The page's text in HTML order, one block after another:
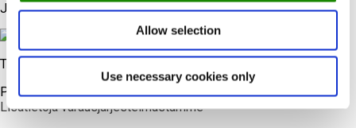
Allow selection
Use necessary cookies only
Joonas
Triin
Puhumme
Lisätietoja varausjärjestelmästämme